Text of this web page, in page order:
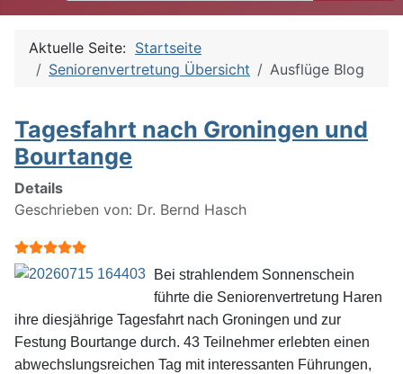
Aktuelle Seite: Startseite
Seniorenvertretung Übersicht
Ausflüge Blog
Tagesfahrt nach Groningen und
Bourtange
Details
Geschrieben von: Dr. Bernd Hasch
Bewertung:
Bei strahlendem Sonnenschein
führte die Seniorenvertretung Haren
ihre diesjährige Tagesfahrt nach Groningen und zur
Festung Bourtange durch. 43 Teilnehmer erlebten einen
abwechslungsreichen Tag mit interessanten Führungen,